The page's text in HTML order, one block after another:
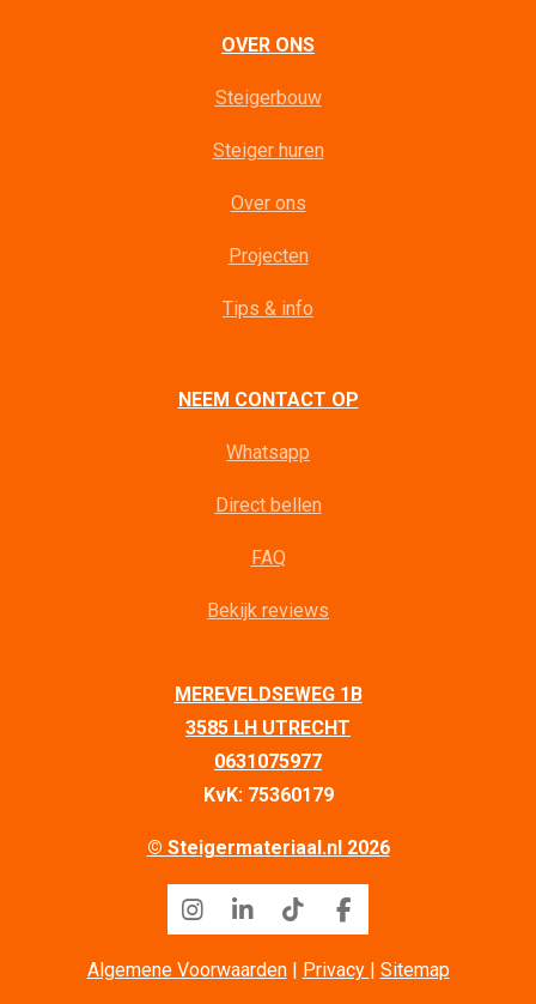
OVER ONS
Steigerbouw
Steiger huren
Over ons
Projecten
Tips & info
NEEM CONTACT OP
Whatsapp
Direct bellen
FAQ
Bekijk reviews
MEREVELDSEWEG 1B
3585 LH UTRECHT
0631075977
KvK: 75360179
© Steigermateriaal.nl 2026
I
n
s
L
i
n
T
i
k
F
a
c
Algemene Voorwaarden| Privacy | Sitemap